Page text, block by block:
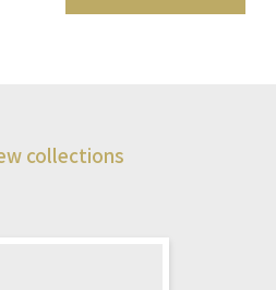
collections